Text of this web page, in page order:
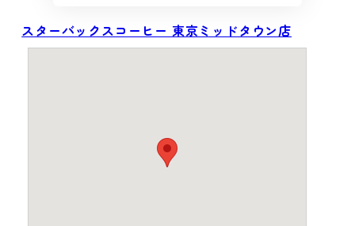
スターバックスコーヒー 東京ミッドタウン店